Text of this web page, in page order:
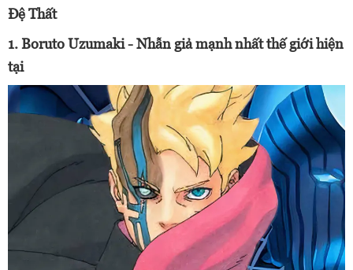
Đệ Thất
1. Boruto Uzumaki - Nhẫn giả mạnh nhất thế giới hiện
tại